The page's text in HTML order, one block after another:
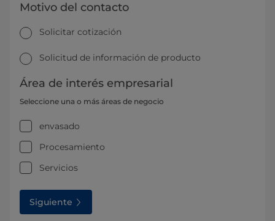
Motivo del contacto
Solicitar cotización
Solicitud de información de producto
Área de interés empresarial
Seleccione una o más áreas de negocio
envasado
Procesamiento
Servicios
Siguiente